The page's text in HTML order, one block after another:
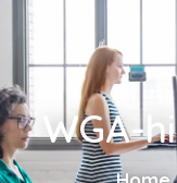
WGA-